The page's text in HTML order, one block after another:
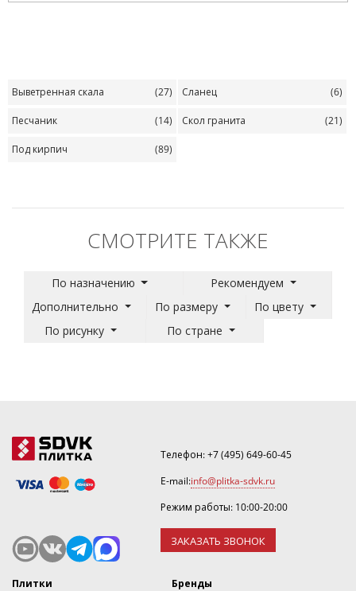
Выветренная скала (27) Сланец (6)
Песчаник (14) Скол гранита (21)
Под кирпич (89)
СМОТРИТЕ ТАКЖЕ
По назначению
Рекомендуем
Дополнительно
По размеру
По цвету
По рисунку
По стране
Телефон:+7 (495) 649-60-45
E-mail:info@plitka-sdvk.ru
Режим работы: 10:00-20:00
ЗАКАЗАТЬ ЗВОНОК
Плитки
Бренды